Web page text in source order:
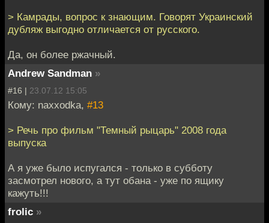
> Камрады, вопрос к знающим. Говорят Украинский
дубляж выгодно отличается от русского.
Да, он более ржачный.
Andrew Sandman »
#16 | 23.07.12 15:05
Кому: naxxodka, #13
> Речь про фильм "Темный рыцарь" 2008 года
выпуска
А я уже было испугался - только в субботу
засмотрел нового, а тут обана - уже по ящику
кажуть!!!
frolic »